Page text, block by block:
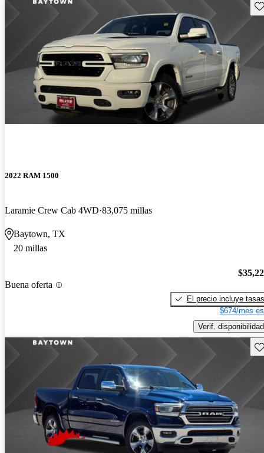
2022 RAM 1500
Laramie Crew Cab 4WD 83,075 millas
Baytown, TX
20 millas
Buena oferta
El precio incluye tasas
$674/mes
Verif. disponibilidad